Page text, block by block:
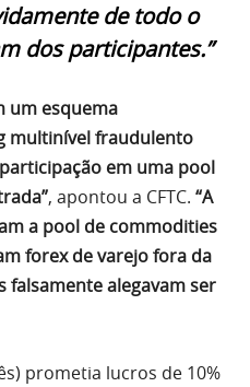
de todo o
dos participantes.”
um esquema
multinível fraudulento
em uma pool
, apontou a CFTC. “A
a pool de commodities
forex de varejo fora da
falsamente alegavam ser
prometia lucros de 10%